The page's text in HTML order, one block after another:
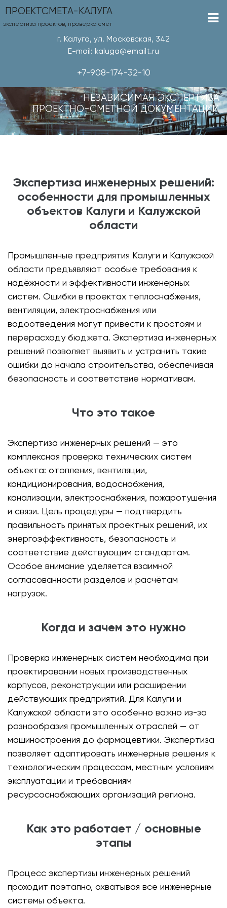
ПРОЕКТСМЕТА-КАЛУГА
экспертиза проектов, проверка смет
г. Калуга, ул. Московская, 342
E-mail: kaluga@emailt.ru
+7-908-174-32-10
НЕЗАВИСИМАЯ ЭКСПЕРТИЗА
ПРОЕКТНО-СМЕТНОЙ ДОКУМЕНТАЦИИ
Экспертиза инженерных решений:
особенности для промышленных
объектов Калуги и Калужской
области
Промышленные предприятия Калуги и Калужской
области предъявляют особые требования к
надёжности и эффективности инженерных
систем. Ошибки в проектах теплоснабжения,
вентиляции, электроснабжения или
водоотведения могут привести к простоям и
перерасходу бюджета. Экспертиза инженерных
решений позволяет выявить и устранить такие
ошибки до начала строительства, обеспечивая
безопасность и соответствие нормативам.
Что это такое
Экспертиза инженерных решений — это
комплексная проверка технических систем
объекта: отопления, вентиляции,
кондиционирования, водоснабжения,
канализации, электроснабжения, пожаротушения
и связи. Цель процедуры — подтвердить
правильность принятых проектных решений, их
энергоэффективность, безопасность и
соответствие действующим стандартам.
Особое внимание уделяется взаимной
согласованности разделов и расчётам
нагрузок.
Когда и зачем это нужно
Проверка инженерных систем необходима при
проектировании новых производственных
корпусов, реконструкции или расширении
действующих предприятий. Для Калуги и
Калужской области это особенно важно из-за
разнообразия промышленных отраслей — от
машиностроения до фармацевтики. Экспертиза
позволяет адаптировать инженерные решения к
технологическим процессам, местным условиям
эксплуатации и требованиям
ресурсоснабжающих организаций региона.
Как это работает / основные
этапы
Процесс экспертизы инженерных решений
проходит поэтапно, охватывая все инженерные
системы объекта.